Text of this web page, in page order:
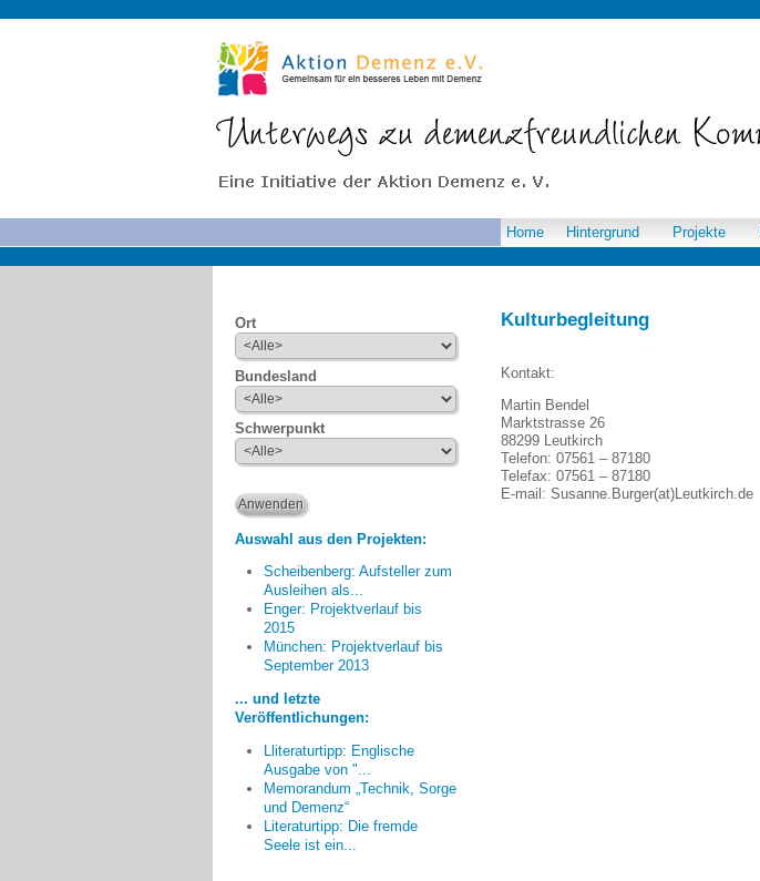
Kulturbegleitung
Kontakt:
Martin Bendel
Marktstrasse 26
88299 Leutkirch
Telefon: 07561 – 87180
Telefax: 07561 – 87180
E-mail: Susanne.Burger(at)Leutkirch.de
Home Hintergrund Projekte
Ort
Bundesland
Schwerpunkt
Auswahl aus den Projekten:
Scheibenberg: Aufsteller zum
Ausleihen als...
Enger: Projektverlauf bis
2015
München: Projektverlauf bis
September 2013
... und letzte
Veröffentlichungen:
Lliteraturtipp: Englische
Ausgabe von "...
Memorandum „Technik, Sorge
und Demenz“
Literaturtipp: Die fremde
Seele ist ein...
[Anlässlich der
Veranstaltungen zum Thema
Demenz] ... wurde die Grundidee,
die Gemeinden mit entsprechenden
dahingehend geändert, eine mobile
Ausstattung anzulegen, welche
bedarfsorientiert von den
Veranstaltern beim
Pflegestützpunkt ausgeliehen